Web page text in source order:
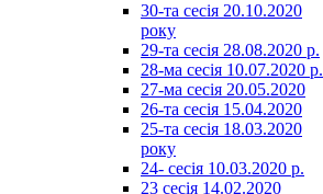
30-та сесія 20.10.2020
року
29-та сесія 28.08.2020 р.
28-ма сесія 10.07.2020 р.
27-ма сесія 20.05.2020
26-та сесія 15.04.2020
25-та сесія 18.03.2020
року
24- сесія 10.03.2020 р.
23 сесія 14.02.2020